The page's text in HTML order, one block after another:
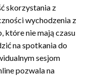
skorzystania z
wychodzenia z
które nie mają czasu
na spotkania do
sesjom
pozwala na